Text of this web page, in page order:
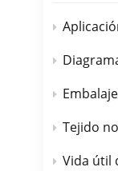
Aplicación de
Diagrama de flujo
Embalaje
Tejido no tejido de
Vida útil